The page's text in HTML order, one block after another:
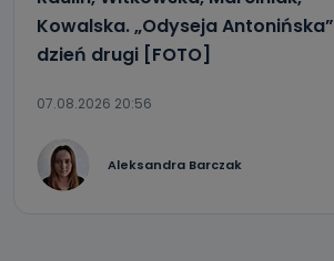
Kowalska. „Odyseja Antonińska”
dzień drugi [FOTO]
07.08.2026 20:56
Aleksandra Barczak